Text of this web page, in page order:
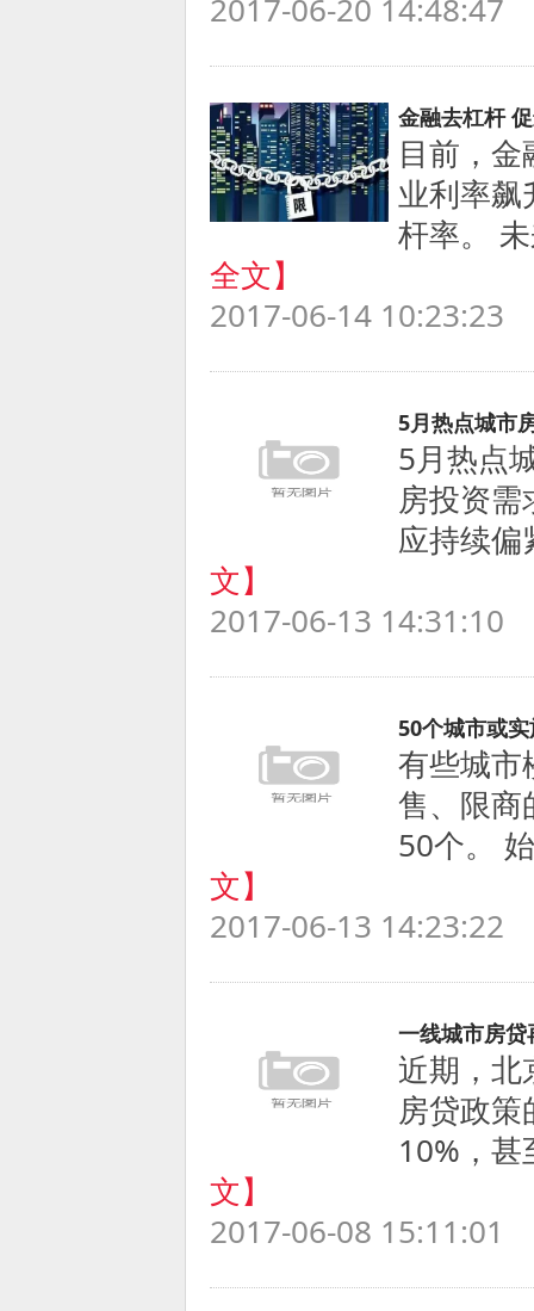
2017-06-20 14:48:47
金融去杠杆
目前，
业利率飙
杆率。
全文】
2017-06-14 10:23:23
5月热点城市
5月热点
房投资
应持续偏
文】
2017-06-13 14:31:10
50个城市或
有些城市
售、限商
50个。
文】
2017-06-13 14:23:22
一线城市房贷
近期，北
房贷政
10%，
文】
2017-06-08 15:11:01